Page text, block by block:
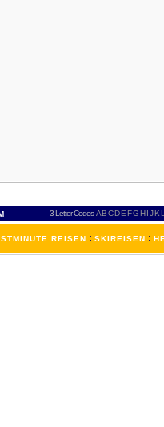
3 Letter-Codes ABCDEFGH IJKL
REISEN : SKIREISEN :